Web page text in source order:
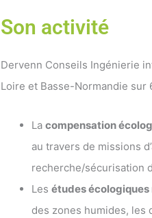
Son activité
Dervenn Conseils Ingénierie
Loire et Basse-Normandie sur
Lacompensation
au travers de missions
recherche/sécurisation
Lesétudes
des zones humides, les